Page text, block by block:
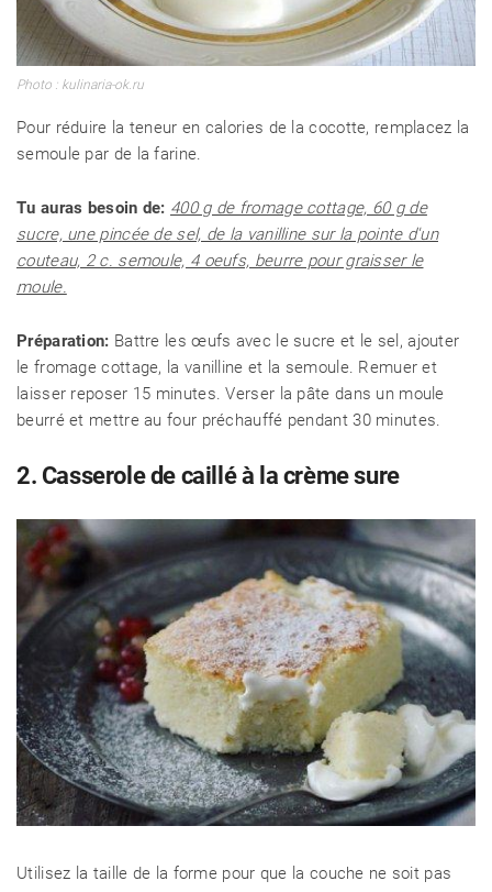
Photo : kulinaria-ok.ru
Pour réduire la teneur en calories de la cocotte, remplacez la
semoule par de la farine.
Tu auras besoin de: 400 g de fromage cottage, 60 g de
sucre, une pincée de sel, de la vanilline sur la pointe d'un
couteau, 2 c. semoule, 4 oeufs, beurre pour graisser le
moule.
Préparation: Battre les œufs avec le sucre et le sel, ajouter
le fromage cottage, la vanilline et la semoule. Remuer et
laisser reposer 15 minutes. Verser la pâte dans un moule
beurré et mettre au four préchauffé pendant 30 minutes.
2. Casserole de caillé à la crème sure
Utilisez la taille de la forme pour que la couche ne soit pas